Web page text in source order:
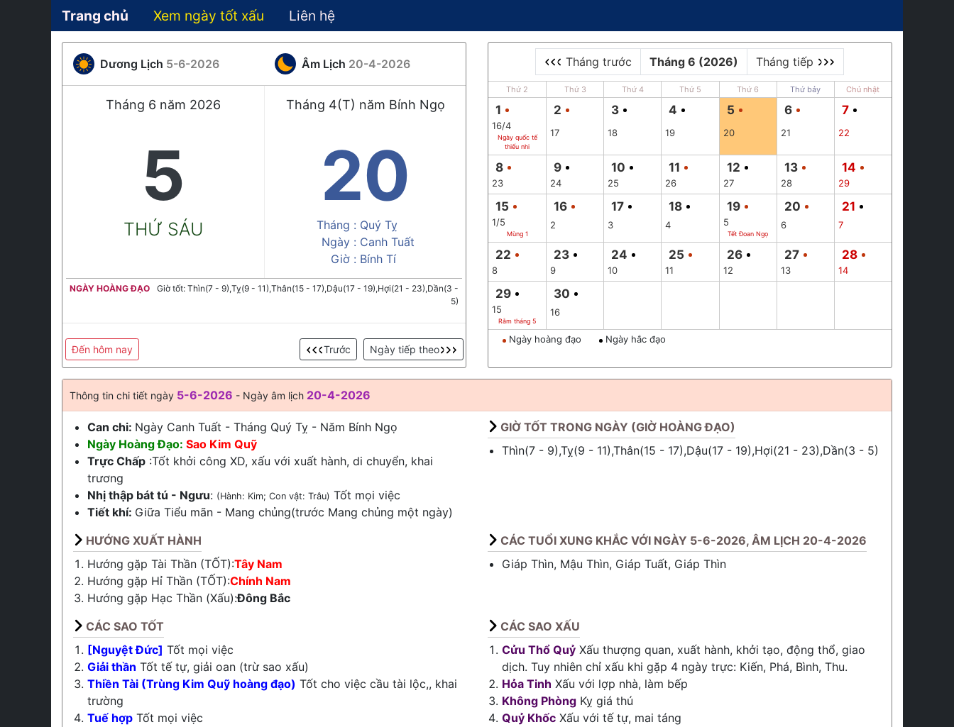
Trang chủ Xem ngày tốt xấu Liên hệ
Dương Lịch 5-6-2026 Âm Lịch 20-4-2026
Tháng 6 năm 2026 Tháng 4(T) năm Bính Ngọ
5
THỨ SÁU
20
Tháng : Quý Tỵ
Ngày : Canh Tuất
Giờ : Bính Tí
NGÀY HOÀNG ĐẠO
Giờ tốt: Thìn(7 - 9),Tỵ(9 - 11),Thân(15 - 17),Dậu(17 - 19),Hợi(21 - 23),Dần(3 -
5)
Đến hôm nay Ngày tiếp theo
Trước
Tháng trước Tháng 6 (2026) Tháng tiếp
Thứ 2 Thứ 3 Thứ 4 Thứ 5 Thứ 6 Thứ bảy Chủ nhật
1
16/4
Ngày quốc tế
thiếu nhi
2
17
3
18
4
19
5
20
6
21
7
22
8
23
9
24
10
25
11
26
12
27
13
28
14
29
15
1/5
Mùng 1
16
2
17
3
18
4
19
5
Tết Đoan Ngọ
20
6
21
7
22
8
23
9
24
10
25
11
26
12
27
13
28
14
29
15
Rằm tháng 5
30
16
Ngày hoàng đạo Ngày hắc đạo
Thông tin chi tiết ngày 5-6-2026 - Ngày âm lịch 20-4-2026
Can chi: Ngày Canh Tuất - Tháng Quý Tỵ - Năm Bính Ngọ
Ngày Hoàng Đạo: Sao Kim Quỹ
Trực Chấp :Tốt khởi công XD, xấu với xuất hành, di chuyển, khai
trương
Nhị thập bát tú - Ngưu: (Hành: Kim; Con vật: Trâu) Tốt mọi việc
Tiết khí: Giữa Tiểu mãn - Mang chủng(trước Mang chủng một ngày)
GIỜ TỐT TRONG NGÀY (GIỜ HOÀNG ĐẠO)
Thìn(7 - 9),Tỵ(9 - 11),Thân(15 - 17),Dậu(17 - 19),Hợi(21 - 23),Dần(3 - 5)
HƯỚNG XUẤT HÀNH
Hướng gặp Tài Thần (TỐT):Tây Nam
Hướng gặp Hỉ Thần (TỐT):Chính Nam
Hướng gặp Hạc Thần (Xấu):Đông Bắc
CÁC TUỔI XUNG KHẮC VỚI NGÀY 5-6-2026, ÂM LỊCH 20-4-2026
Giáp Thìn, Mậu Thìn, Giáp Tuất, Giáp Thìn
CÁC SAO TỐT
[Nguyệt Đức] Tốt mọi việc
Giải thần Tốt tế tự, giải oan (trừ sao xấu)
Thiền Tài (Trùng Kim Quỹ hoàng đạo) Tốt cho việc cầu tài lộc,, khai
trường
Tuế hợp Tốt mọi việc
CÁC SAO XẤU
Cửu Thổ Quỷ Xấu thượng quan, xuất hành, khởi tạo, động thổ, giao
dịch. Tuy nhiên chỉ xấu khi gặp 4 ngày trực: Kiến, Phá, Bình, Thu.
Hỏa Tinh Xấu với lợp nhà, làm bếp
Không Phòng Kỵ giá thú
Quỷ Khốc Xấu với tế tự, mai táng